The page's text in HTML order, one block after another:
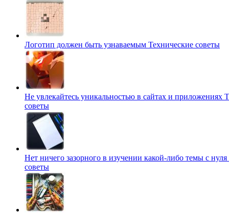
Логотип должен быть узнаваемым Технические советы
Не увлекайтесь уникальностью в сайтах и приложениях
советы
Нет ничего зазорного в изучении какой-либо темы с нуля
советы